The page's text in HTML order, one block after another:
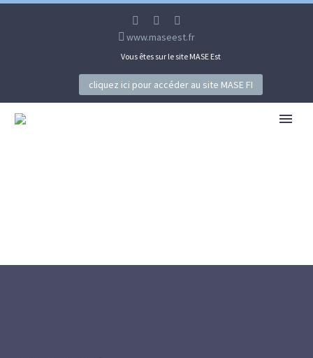
www.maseest.fr
Vous êtes sur le site MASE Est
cliquez ici pour accéder au site MASE FI